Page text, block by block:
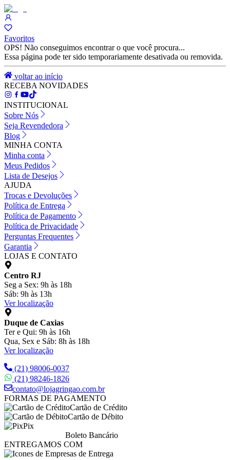
Favoritos
OPS! Não conseguimos encontrar o que você procura...
Essa página pode ter sido temporariamente desativada ou removida.
voltar ao início
RECEBA NOVIDADES
INSTITUCIONAL
Sobre Nós
Seja Revendedora
Blog
MINHA CONTA
Minha conta
Meus Pedidos
Lista de Desejos
AJUDA
Trocas e Devoluções
Política de Entrega
Política de Pagamento
Política de Privacidade
Perguntas Frequentes
Garantia
LOJAS E CONTATO
Centro RJ
Seg a Sex: 9h às 18h
Sáb: 9h às 13h
Ver localização
Duque de Caxias
Ter e Qui: 9h às 16h
Qua, Sex e Sáb: 8h às 18h
Ver localização
(21) 98006-0037
(21) 98246-1826
contato@lojagringao.com.br
FORMAS DE PAGAMENTO
Cartão de Crédito
Cartão de Débito
Pix
Boleto Bancário
ENTREGAMOS COM